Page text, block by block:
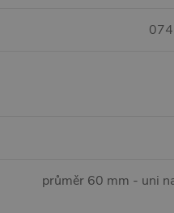
průměr 60 mm - uni